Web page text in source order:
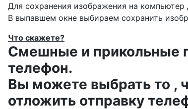
Для сохранения изображения на
В выпавшем окне выбираем сохранить
Что скажете?
Смешные и прикольные
телефон.
Вы можете выбрать то ,
отложить отправку